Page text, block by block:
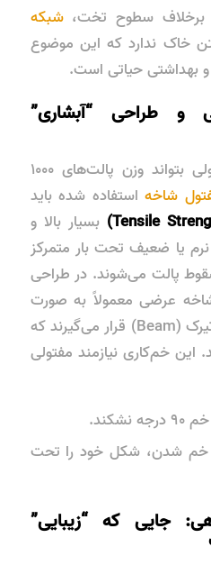
برخلاف سطوح تخت،شبکه
خاک ندارد که این موضوع
و بهداشتی حیاتی است.
و طراحی “آبشاری”
برای اینکه یک طبقه مفتولی بتواند وزن پالت‌های ۱۰۰۰
شاخهاستفاده شده باید
بسیار بالا و
یا ضعیف تحت بار متمرکز
پالت می‌شوند. در طراحی
عرضی معمولاً به صورت
خم‌کاری شده روی لبه‌های تیرک (Beam) قرار می‌گیرند که
این خم‌کاری نیازمند مفتولی
خم شدن، شکل خود را تحت
جایی که “زیبایی”